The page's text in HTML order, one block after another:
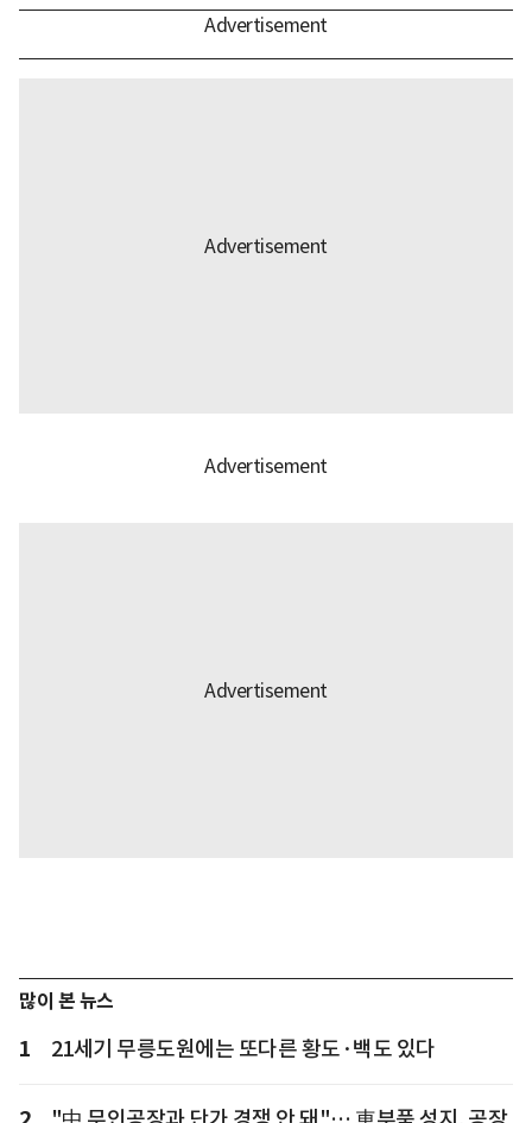
많이 본 뉴스
1 21세기 무릉도원에는 또다른 황도·백도 있다